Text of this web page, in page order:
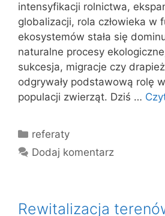
intensyfikacji rolnictwa,
globalizacji, rola człowieka w
ekosystemów stała się
naturalne procesy
sukcesja, migracje czy
odgrywały podstawową rolę
populacji zwierząt. Dziś …
Kategorie
referaty
Dodaj komentarz
Rewitalizacja